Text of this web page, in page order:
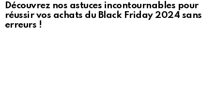
Découvrez nos astuces incontournables pour
réussir vos achats du Black Friday 2024 sans
erreurs !